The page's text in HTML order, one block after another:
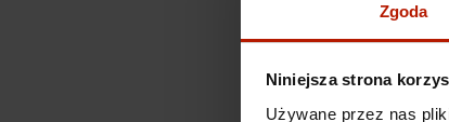
Zgoda
Niniejsza strona
Używane przez nas